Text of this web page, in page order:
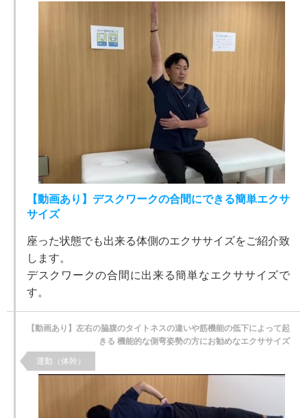
【動画あり】デスクワークの合間にできる簡単エクサ
サイズ
座った状態でも出来る体側のエクササイズをご紹介致
します。
デスクワークの合間に出来る簡単なエクササイズで
す。
【動画あり】左右の脇腹のタイトネスの違いや筋機能の低下によって起
きる 機能的な側弯姿勢の方にお勧めなエクササイズ
運動（体幹）